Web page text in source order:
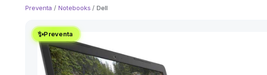
Preventa /Notebooks /Dell
✨Preventa